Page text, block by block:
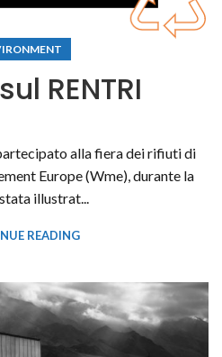
RENTRI
alla fiera dei rifiuti di
Europe (Wme), durante la
illustrat...
READING